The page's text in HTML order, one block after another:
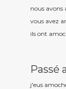
nous avons
vous avez
ils ont
Passé
j'eus amoch